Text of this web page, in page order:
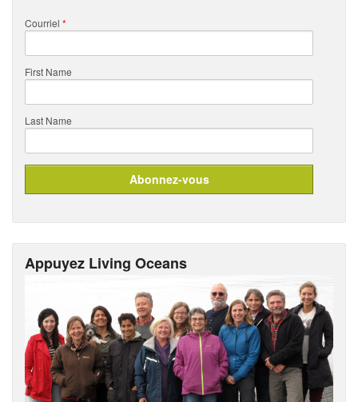
Courriel *
First Name
Last Name
Appuyez Living Oceans